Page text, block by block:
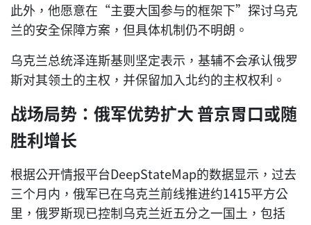
此外，他愿意在“主要大国参与的框架下”探讨乌克
兰的安全保障方案，但具体机制仍不明朗。
乌克兰总统泽连斯基则坚定表示，基辅不会承认俄罗
斯对其领土的主权，并保留加入北约的主权权利。
战场局势：俄军优势扩大 普京胃口或随
胜利增长
根据公开情报平台DeepStateMap的数据显示，过去
三个月内，俄军已在乌克兰前线推进约1415平方公
里，俄罗斯现已控制乌克兰近五分之一国土，包括